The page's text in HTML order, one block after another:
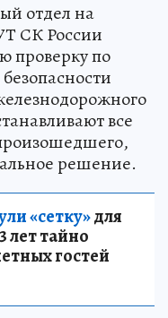
отдел на
СК России
проверку по
все
решение.
«сетку»для
лет тайно
гостей